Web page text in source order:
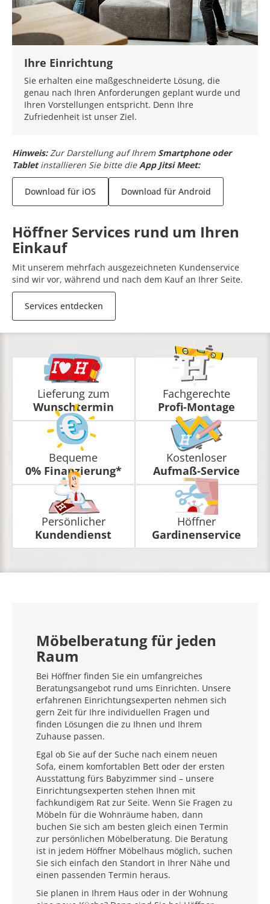
Ihre Einrichtung
Sie erhalten eine maßgeschneiderte Lösung, die
genau nach Ihren Anforderungen geplant wurde und
Ihren Vorstellungen entspricht. Denn Ihre
Zufriedenheit ist unser Ziel.
Hinweis: Zur Darstellung auf Ihrem Smartphone oder
Tabletinstallieren Sie bitte dieApp Jitsi Meet:
Download für iOS Download für Android
Höffner Services rund um Ihren
Einkauf
Mit unserem mehrfach ausgezeichneten Kundenservice
sind wir vor, während und nach dem Kauf an Ihrer Seite.
Services entdecken
Lieferung zum
Wunschtermin
Fachgerechte
Profi-Montage
Bequeme
0% Finanzierung*
Kostenloser
Aufmaß-Service
Persönlicher
Kundendienst
Höffner
Gardinenservice
Möbelberatung für jeden
Raum
Bei Höffner finden Sie ein umfangreiches
Beratungsangebot rund ums Einrichten. Unsere
erfahrenen Einrichtungsexperten nehmen sich
gern Zeit für Ihre individuellen Fragen und
finden Lösungen die zu Ihnen und Ihrem
Zuhause passen.
Egal ob Sie auf der Suche nach einem neuen
Sofa, einem komfortablen Bett oder der ersten
Ausstattung fürs Babyzimmer sind – unsere
Einrichtungsexperten stehen Ihnen mit
fachkundigem Rat zur Seite. Wenn Sie Fragen zu
Möbeln für die Wohnräume haben, dann
buchen Sie sich am besten gleich einen Termin
zur persönlichen Möbelberatung. Die Beratung
ist in jedem Höffner Möbelhaus möglich, suchen
Sie sich einfach den Standort in Ihrer Nähe und
einen passenden Termin heraus.
Sie planen in Ihrem Haus oder in der Wohnung